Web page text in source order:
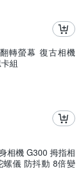
轉螢幕 復古相機
組
相機 G300 拇指相
螺儀 防抖動 8倍變